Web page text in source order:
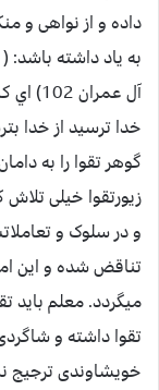
داده و از نواهی و
به یاد داشته باشد: (
آل
خدا ترسيد از خدا
گوهر تقوا را به
زیورتقوا خیلی
و در سلوک و
تناقض شده و این
میگردد. معلم باید
تقوا داشته و
خویشاوندی ترجیج